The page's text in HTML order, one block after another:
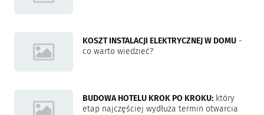
KOSZT INSTALACJI ELEKTRYCZNEJ W DOMU -
co warto wiedzieć?
BUDOWA HOTELU KROK PO KROKU: który
etap najczęściej wydłuża termin otwarcia